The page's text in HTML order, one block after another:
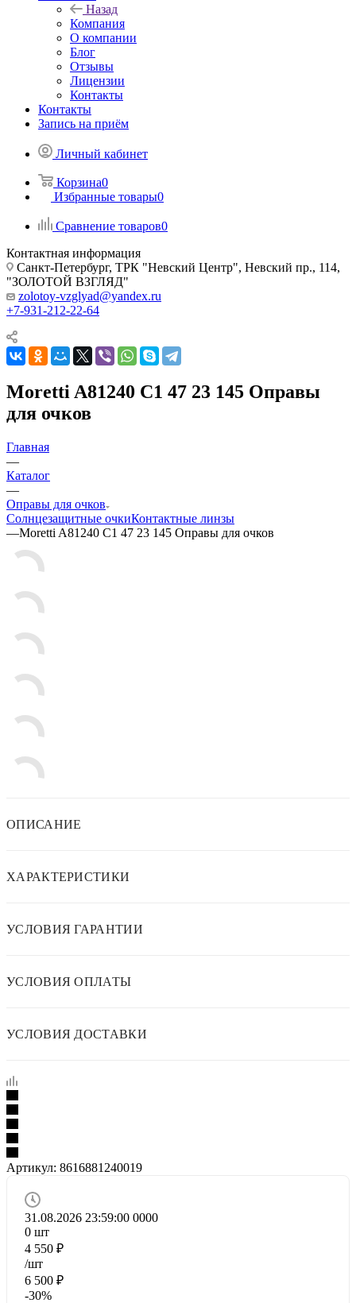
Назад
Компания
О компании
Блог
Отзывы
Лицензии
Контакты
Контакты
Запись на приём
Личный кабинет
Корзина0
Избранные товары0
Сравнение товаров0
Контактная информация
Санкт-Петербург, ТРК "Невский Центр", Невский пр., 114,
"ЗОЛОТОЙ ВЗГЛЯД"
zolotoy-vzglyad@yandex.ru
+7-931-212-22-64
Moretti A81240 C1 47 23 145 Оправы
для очков
Главная
—
Каталог
—
Оправы для очков
Солнцезащитные очкиКонтактные линзы
—Moretti A81240 C1 47 23 145 Оправы для очков
ОПИСАНИЕ
ХАРАКТЕРИСТИКИ
УСЛОВИЯ ГАРАНТИИ
УСЛОВИЯ ОПЛАТЫ
УСЛОВИЯ ДОСТАВКИ
Артикул: 8616881240019
31.08.2026 23:59:00 0000
0 шт
4 550 ₽
/шт
6 500 ₽
-30%